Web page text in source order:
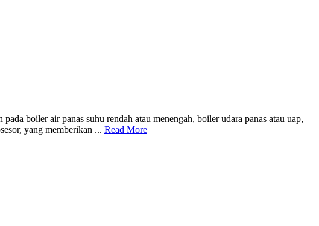
boiler air panas suhu rendah atau menengah, boiler udara panas atau uap,
yang memberikan ... Read More